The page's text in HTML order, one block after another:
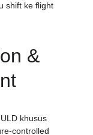
shift ke flight
&
khusus
controlled